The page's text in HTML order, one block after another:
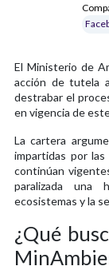
El Ministerio de
acción de tutela
destrabar el
en vigencia de
La cartera
impartidas por las
continúan
paralizada una
ecosistemas y la
¿Qué